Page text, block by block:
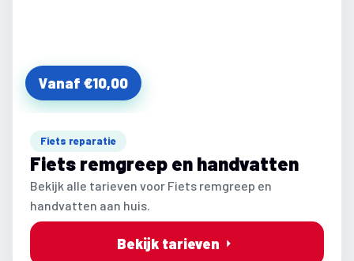
Vanaf €10,00
Fiets reparatie
Fiets remgreep en handvatten
Bekijk alle tarieven voor Fiets remgreep en
handvatten aan huis.
Bekijk tarieven